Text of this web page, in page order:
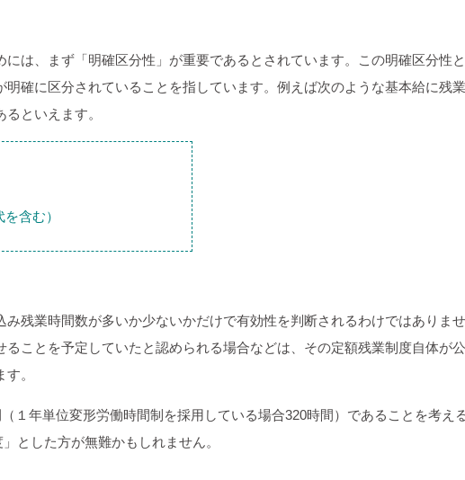
は、まず「明確区分性」が重要であるとされています。この明確区分性
確に区分されていることを指しています。例えば次のような基本給に残
といえます。
含む）
残業時間数が多いか少ないかだけで有効性を判断されるわけではありま
ことを予定していたと認められる場合などは、その定額残業制度自体が
。
１年単位変形労働時間制を採用している場合320時間）であることを考え
とした方が無難かもしれません。